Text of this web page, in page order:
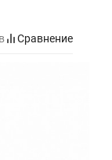
Сравнение